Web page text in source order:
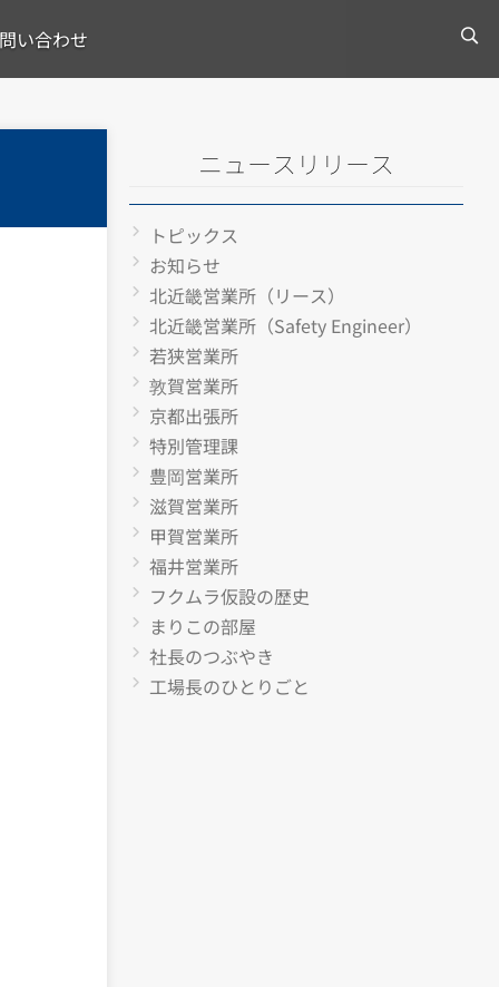
い合わせ
ニュースリリース
トピックス
お知らせ
北近畿営業所（リース）
北近畿営業所（Safety Engineer）
若狭営業所
敦賀営業所
京都出張所
特別管理課
豊岡営業所
滋賀営業所
甲賀営業所
福井営業所
フクムラ仮設の歴史
まりこの部屋
社長のつぶやき
工場長のひとりごと